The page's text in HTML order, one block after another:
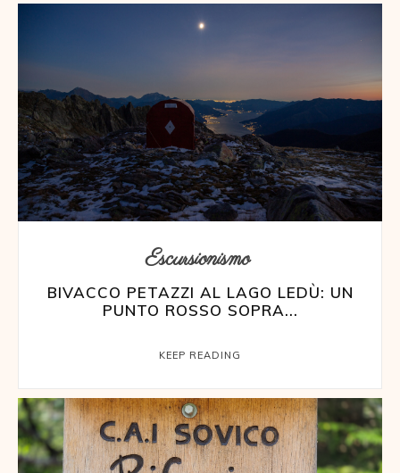
Escursionismo
BIVACCO PETAZZI AL LAGO LEDÙ: UN
PUNTO ROSSO SOPRA...
KEEP READING